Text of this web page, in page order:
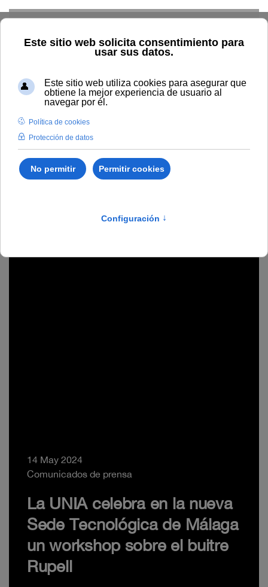
14 May 2024
Comunicados de prensa
La UNIA celebra en la nueva
Sede Tecnológica de Málaga
un workshop sobre el buitre
Rupell